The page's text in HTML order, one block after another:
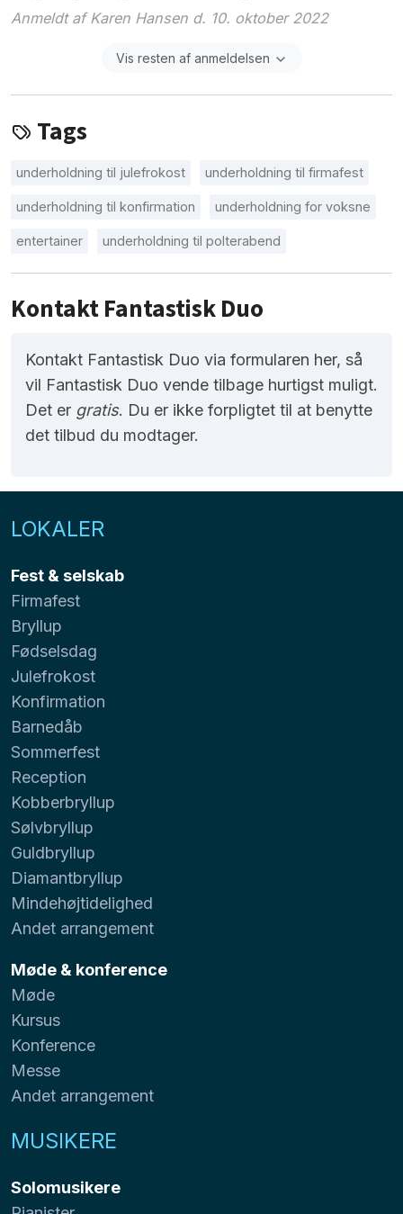
Anmeldt af Karen Hansen d. 10. oktober 2022
Vis resten af anmeldelsen
Tags
underholdning til julefrokost underholdning til firmafest
underholdning til konfirmation underholdning for voksne
entertainer underholdning til polterabend
Kontakt Fantastisk Duo
Kontakt Fantastisk Duo via formularen her, så
vil Fantastisk Duo vende tilbage hurtigst muligt.
Det er gratis. Du er ikke forpligtet til at benytte
det tilbud du modtager.
LOKALER
Fest & selskab
Firmafest
Bryllup
Fødselsdag
Julefrokost
Konfirmation
Barnedåb
Sommerfest
Reception
Kobberbryllup
Sølvbryllup
Guldbryllup
Diamantbryllup
Mindehøjtidelighed
Andet arrangement
Møde & konference
Møde
Kursus
Konference
Messe
Andet arrangement
MUSIKERE
Solomusikere